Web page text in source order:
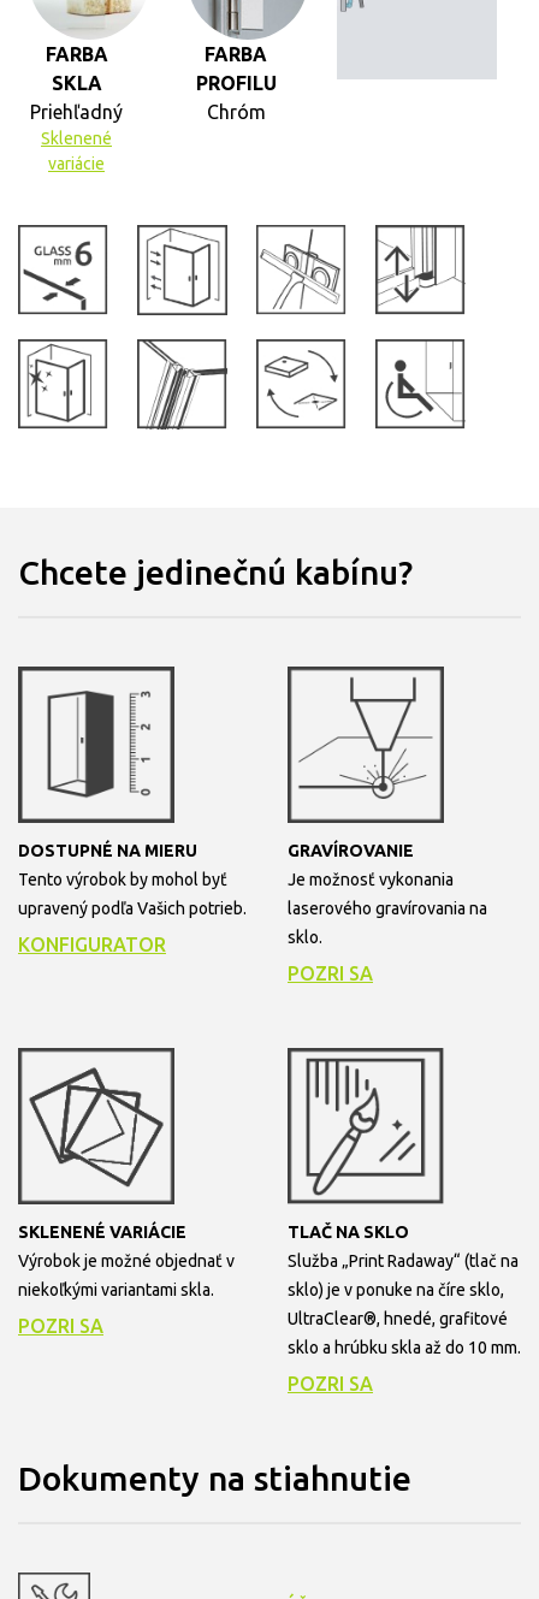
FARBA
SKLA
Priehľadný
Sklenené
variácie
FARBA
PROFILU
Chróm
Chcete jedinečnú kabínu?
DOSTUPNÉ NA MIERU
Tento výrobok by mohol byť
upravený podľa Vašich potrieb.
KONFIGURATOR
GRAVÍROVANIE
Je možnosť vykonania
laserového gravírovania na
sklo.
POZRI SA
SKLENENÉ VARIÁCIE
Výrobok je možné objednať v
niekoľkými variantami skla.
POZRI SA
TLAČ NA SKLO
Služba „Print Radaway“ (tlač na
sklo) je v ponuke na číre sklo,
UltraClear®, hnedé, grafitové
sklo a hrúbku skla až do 10 mm.
POZRI SA
Dokumenty na stiahnutie